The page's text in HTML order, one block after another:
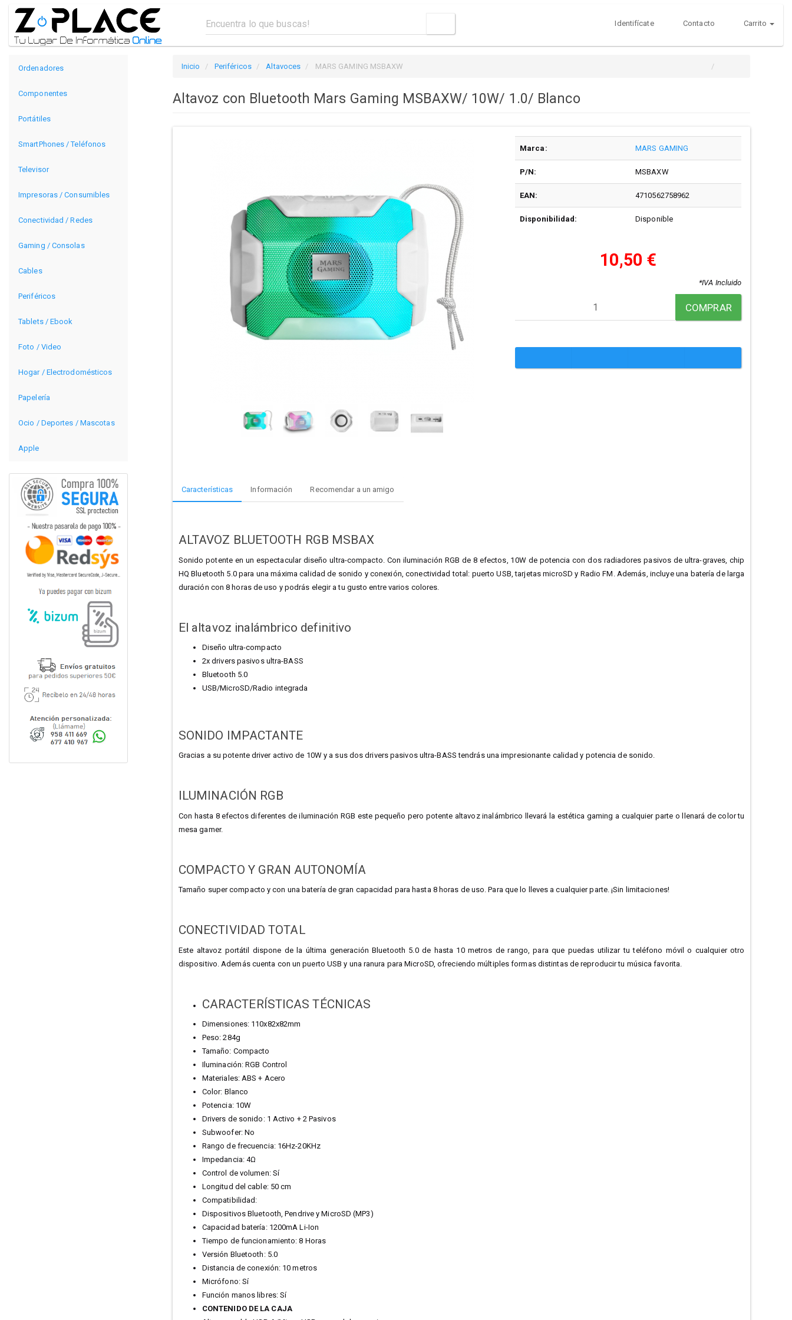
Identifícate Contacto Carrito
Ordenadores
Componentes
Portátiles
SmartPhones / Teléfonos
Televisor
Impresoras / Consumibles
Conectividad / Redes
Gaming / Consolas
Cables
Periféricos
Tablets / Ebook
Foto / Video
Hogar / Electrodomésticos
Papelería
Ocio / Deportes / Mascotas
Apple
Inicio Periféricos Altavoces MARS GAMING MSBAXW
Altavoz con Bluetooth Mars Gaming MSBAXW/ 10W/ 1.0/ Blanco
Marca: MARS GAMING
P/N: MSBAXW
EAN: 4710562758962
Disponibilidad: Disponible
10,50 €
*IVA Incluido
COMPRAR
Características Información Recomendar a un amigo
ALTAVOZ BLUETOOTH RGB MSBAX
Sonido potente en un espectacular diseño ultra-compacto. Con iluminación RGB de 8 efectos, 10W de potencia con dos radiadores pasivos de ultra-graves, chip
HQ Bluetooth 5.0 para una máxima calidad de sonido y conexión, conectividad total: puerto USB, tarjetas microSD y Radio FM. Además, incluye una batería de larga
duración con 8 horas de uso y podrás elegir a tu gusto entre varios colores.
El altavoz inalámbrico definitivo
Diseño ultra-compacto
2x drivers pasivos ultra-BASS
Bluetooth 5.0
USB/MicroSD/Radio integrada
SONIDO IMPACTANTE
Gracias a su potente driver activo de 10W y a sus dos drivers pasivos ultra-BASS tendrás una impresionante calidad y potencia de sonido.
ILUMINACIÓN RGB
Con hasta 8 efectos diferentes de iluminación RGB este pequeño pero potente altavoz inalámbrico llevará la estética gaming a cualquier parte o llenará de color tu
mesa gamer.
COMPACTO Y GRAN AUTONOMÍA
Tamaño super compacto y con una batería de gran capacidad para hasta 8 horas de uso. Para que lo lleves a cualquier parte. ¡Sin limitaciones!
CONECTIVIDAD TOTAL
Este altavoz portátil dispone de la última generación Bluetooth 5.0 de hasta 10 metros de rango, para que puedas utilizar tu teléfono móvil o cualquier otro
dispositivo. Además cuenta con un puerto USB y una ranura para MicroSD, ofreciendo múltiples formas distintas de reproducir tu música favorita.
CARACTERÍSTICAS TÉCNICAS
Dimensiones: 110x82x82mm
Peso: 284g
Tamaño: Compacto
Iluminación: RGB Control
Materiales: ABS + Acero
Color: Blanco
Potencia: 10W
Drivers de sonido: 1 Activo + 2 Pasivos
Subwoofer: No
Rango de frecuencia: 16Hz-20KHz
Impedancia: 4Ω
Control de volumen: Sí
Longitud del cable: 50 cm
Compatibilidad:
Dispositivos Bluetooth, Pendrive y MicroSD (MP3)
Capacidad batería: 1200mA Li-Ion
Tiempo de funcionamiento: 8 Horas
Versión Bluetooth: 5.0
Distancia de conexión: 10 metros
Micrófono: Sí
Función manos libres: Sí
CONTENIDO DE LA CAJA